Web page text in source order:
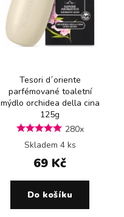
Tesori d´oriente
parfémované toaletní
mýdlo orchidea della cina
125g
280x
Skladem 4 ks
69 Kč
Do košíku